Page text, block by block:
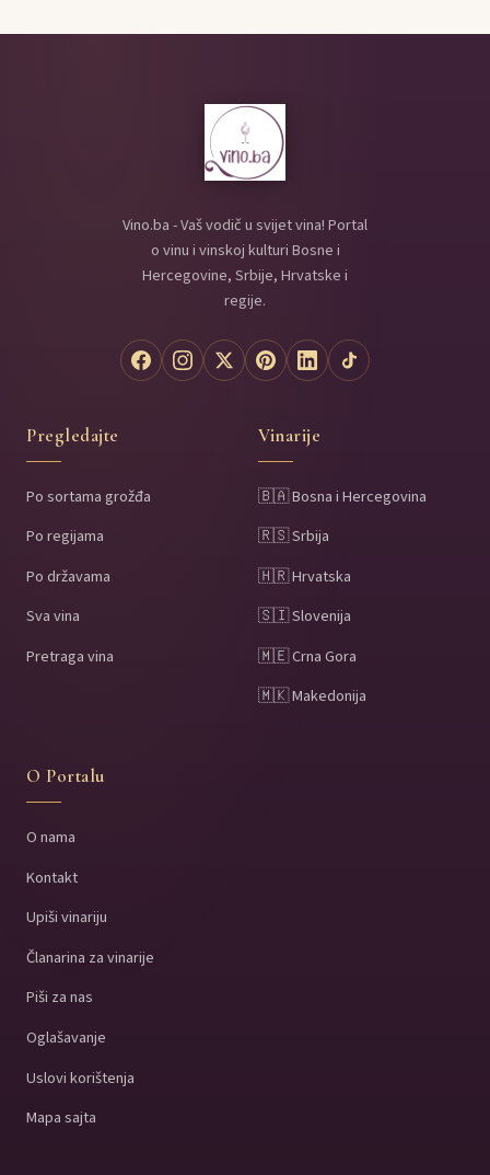
Vino.ba - Vaš vodič u svijet vina! Portal
o vinu i vinskoj kulturi Bosne i
Hercegovine, Srbije, Hrvatske i
regije.
Pregledajte
Po sortama grožđa
Po regijama
Po državama
Sva vina
Pretraga vina
Vinarije
🇧🇦 Bosna i Hercegovina
🇷🇸 Srbija
🇭🇷 Hrvatska
🇸🇮 Slovenija
🇲🇪 Crna Gora
🇲🇰 Makedonija
O Portalu
O nama
Kontakt
Upiši vinariju
Članarina za vinarije
Piši za nas
Oglašavanje
Uslovi korištenja
Mapa sajta